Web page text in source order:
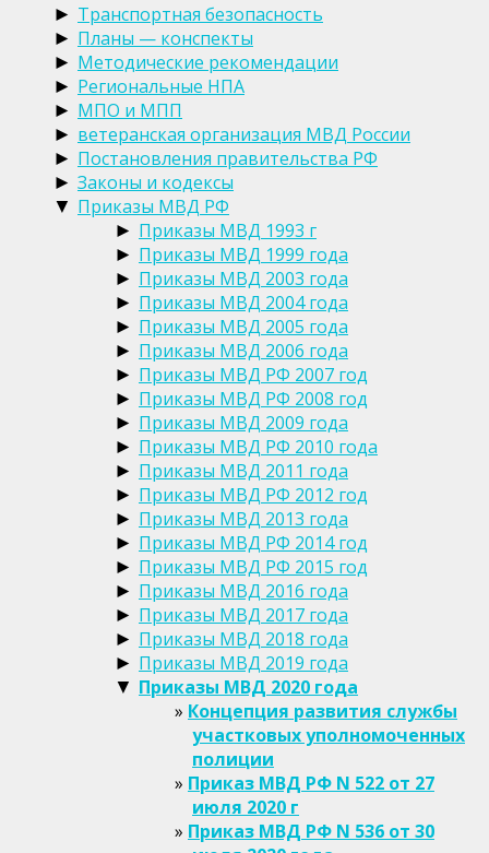
► Транспортная безопасность
► Планы — конспекты
► Методические рекомендации
► Региональные НПА
► МПО и МПП
► ветеранская организация МВД России
► Постановления правительства РФ
► Законы и кодексы
▼ Приказы МВД РФ
► Приказы МВД 1993 г
► Приказы МВД 1999 года
► Приказы МВД 2003 года
► Приказы МВД 2004 года
► Приказы МВД 2005 года
► Приказы МВД 2006 года
► Приказы МВД РФ 2007 год
► Приказы МВД РФ 2008 год
► Приказы МВД 2009 года
► Приказы МВД РФ 2010 года
► Приказы МВД 2011 года
► Приказы МВД РФ 2012 год
► Приказы МВД 2013 года
► Приказы МВД РФ 2014 год
► Приказы МВД РФ 2015 год
► Приказы МВД 2016 года
► Приказы МВД 2017 года
► Приказы МВД 2018 года
► Приказы МВД 2019 года
▼ Приказы МВД 2020 года
Концепция развития службы
участковых уполномоченных
полиции
Приказ МВД РФ N 522 от 27
июля 2020 г
Приказ МВД РФ N 536 от 30